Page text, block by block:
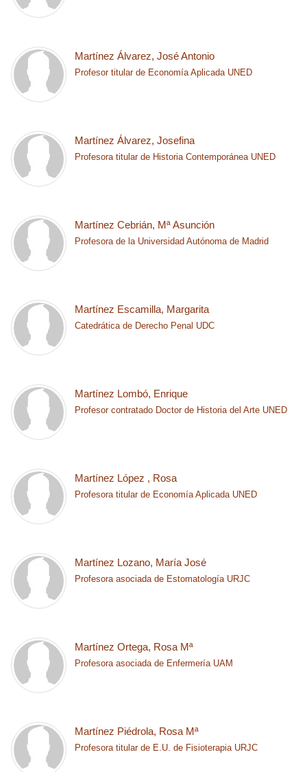
Martínez Álvarez, José Antonio
Profesor titular de Economía Aplicada UNED
Martínez Álvarez, Josefina
Profesora titular de Historia Contemporánea UNED
Martínez Cebrián, Mª Asunción
Profesora de la Universidad Autónoma de Madrid
Martínez Escamilla, Margarita
Catedrática de Derecho Penal UDC
Martínez Lombó, Enrique
Profesor contratado Doctor de Historia del Arte UNED
Martínez López , ​Rosa
Profesora titular de Economía Aplicada UNED
Martínez Lozano, María José
Profesora asociada de Estomatología URJC
Martínez Ortega, Rosa Mª
Profesora asociada de Enfermería UAM
Martínez Piédrola, Rosa Mª
Profesora titular de E.U. de Fisioterapia URJC